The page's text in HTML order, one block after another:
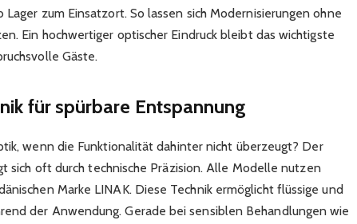
zum Einsatzort. So lassen sich Modernisierungen ohne
Ein hochwertiger optischer Eindruck bleibt das wichtigste
Gäste.
für spürbare Entspannung
wenn die Funktionalität dahinter nicht überzeugt? Der
sich oft durch technische Präzision. Alle Modelle nutzen
Marke LINAK. Diese Technik ermöglicht flüssige und
der Anwendung. Gerade bei sensiblen Behandlungen wie